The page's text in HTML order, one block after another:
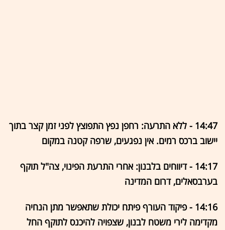
14:47 - ללא התרעה: רחפן נפץ התפוצץ לפני זמן קצר בתוך
יישוב ברכס רמים. אין נפגעים, שרפה קטנה במקום
14:17 - דיווחים בלבנון: אחרי התרעת הפינוי, צה"ל תוקף
בערבסאלים, דרום המדינה
14:16 - פיקוד העורף פיתח יכולת שתאפשר מתן הנחיה
מקדימה לירי משטח לבנון, שצפויה להיכנס לתוקף החל